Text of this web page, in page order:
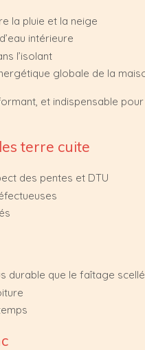
la pluie et la neige
intérieure
l’isolant
globale de la
et indispensable
terre cuite
des pentes et DTU
durable que le faîtage scellé